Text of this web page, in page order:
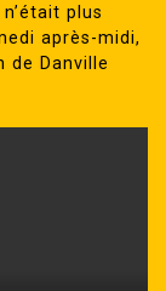
plus
après-midi,
de Danville